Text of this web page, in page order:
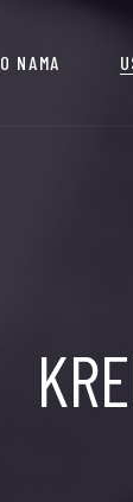
O NAMA